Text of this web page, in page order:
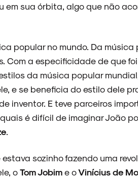
em sua órbita, algo que não
popular no mundo. Da música
Com a especificidade de que
da música popular
e se beneficia do estilo dele
inventor. E teve parceiros
é difícil de imaginar João
sozinho fazendo uma
oTom Jobime oVinícius de